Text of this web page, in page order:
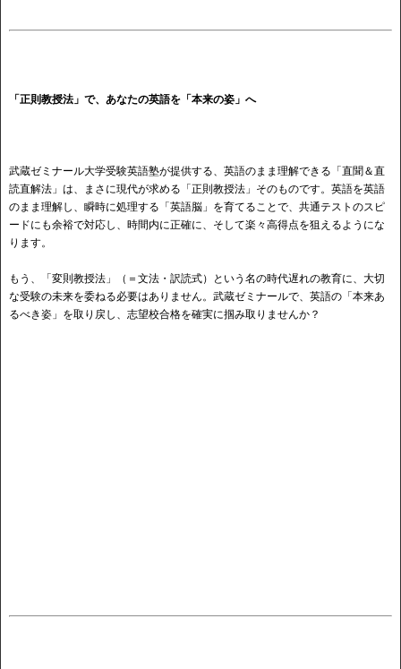
「正則教授法」で、あなたの英語を「本来の姿」へ
武蔵ゼミナール大学受験英語塾が提供する、英語のまま理解できる「直聞＆直
読直解法」は、まさに現代が求める「正則教授法」そのものです。英語を英語
のまま理解し、瞬時に処理する「英語脳」を育てることで、共通テストのスピ
ードにも余裕で対応し、時間内に正確に、そして楽々高得点を狙えるようにな
ります。
もう、「変則教授法」（＝文法・訳読式）という名の時代遅れの教育に、大切
な受験の未来を委ねる必要はありません。武蔵ゼミナールで、英語の「本来あ
るべき姿」を取り戻し、志望校合格を確実に掴み取りませんか？